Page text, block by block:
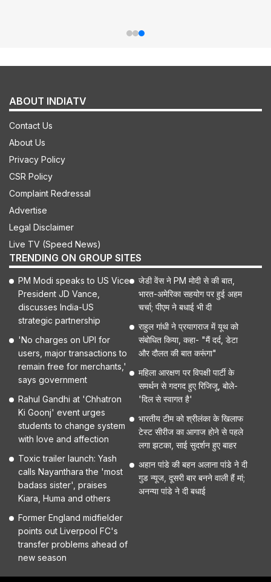
ABOUT INDIATV
Contact Us
About Us
Privacy Policy
CSR Policy
Complaint Redressal
Advertise
Legal Disclaimer
Live TV (Speed News)
TRENDING ON GROUP SITES
PM Modi speaks to US Vice
President JD Vance,
discusses India-US
strategic partnership
'No charges on UPI for
users, major transactions to
remain free for merchants,'
says government
Rahul Gandhi at 'Chhatron
Ki Goonj' event urges
students to change system
with love and affection
Toxic trailer launch: Yash
calls Nayanthara the 'most
badass sister', praises
Kiara, Huma and others
Former England midfielder
points out Liverpool FC's
transfer problems ahead of
new season
जेडी वेंस ने PM मोदी से की बात,
भारत-अमेरिका सहयोग पर हुई अहम
चर्चा; पीएम ने बधाई भी दी
राहुल गांधी ने प्रयागराज में यूथ को
संबोधित किया, कहा- "मैं दर्द, डेटा
और दौलत की बात करूंगा"
महिला आरक्षण पर विपक्षी पार्टी के
समर्थन से गदगद हुए रिजिजू, बोले-
'दिल से स्वागत है'
भारतीय टीम को श्रीलंका के खिलाफ
टेस्ट सीरीज का आगाज होने से पहले
लगा झटका, साई सुदर्शन हुए बाहर
अहान पांडे की बहन अलाना पांडे ने दी
गुड न्यूज, दूसरी बार बनने वाली हैं मां;
अनन्या पांडे ने दी बधाई